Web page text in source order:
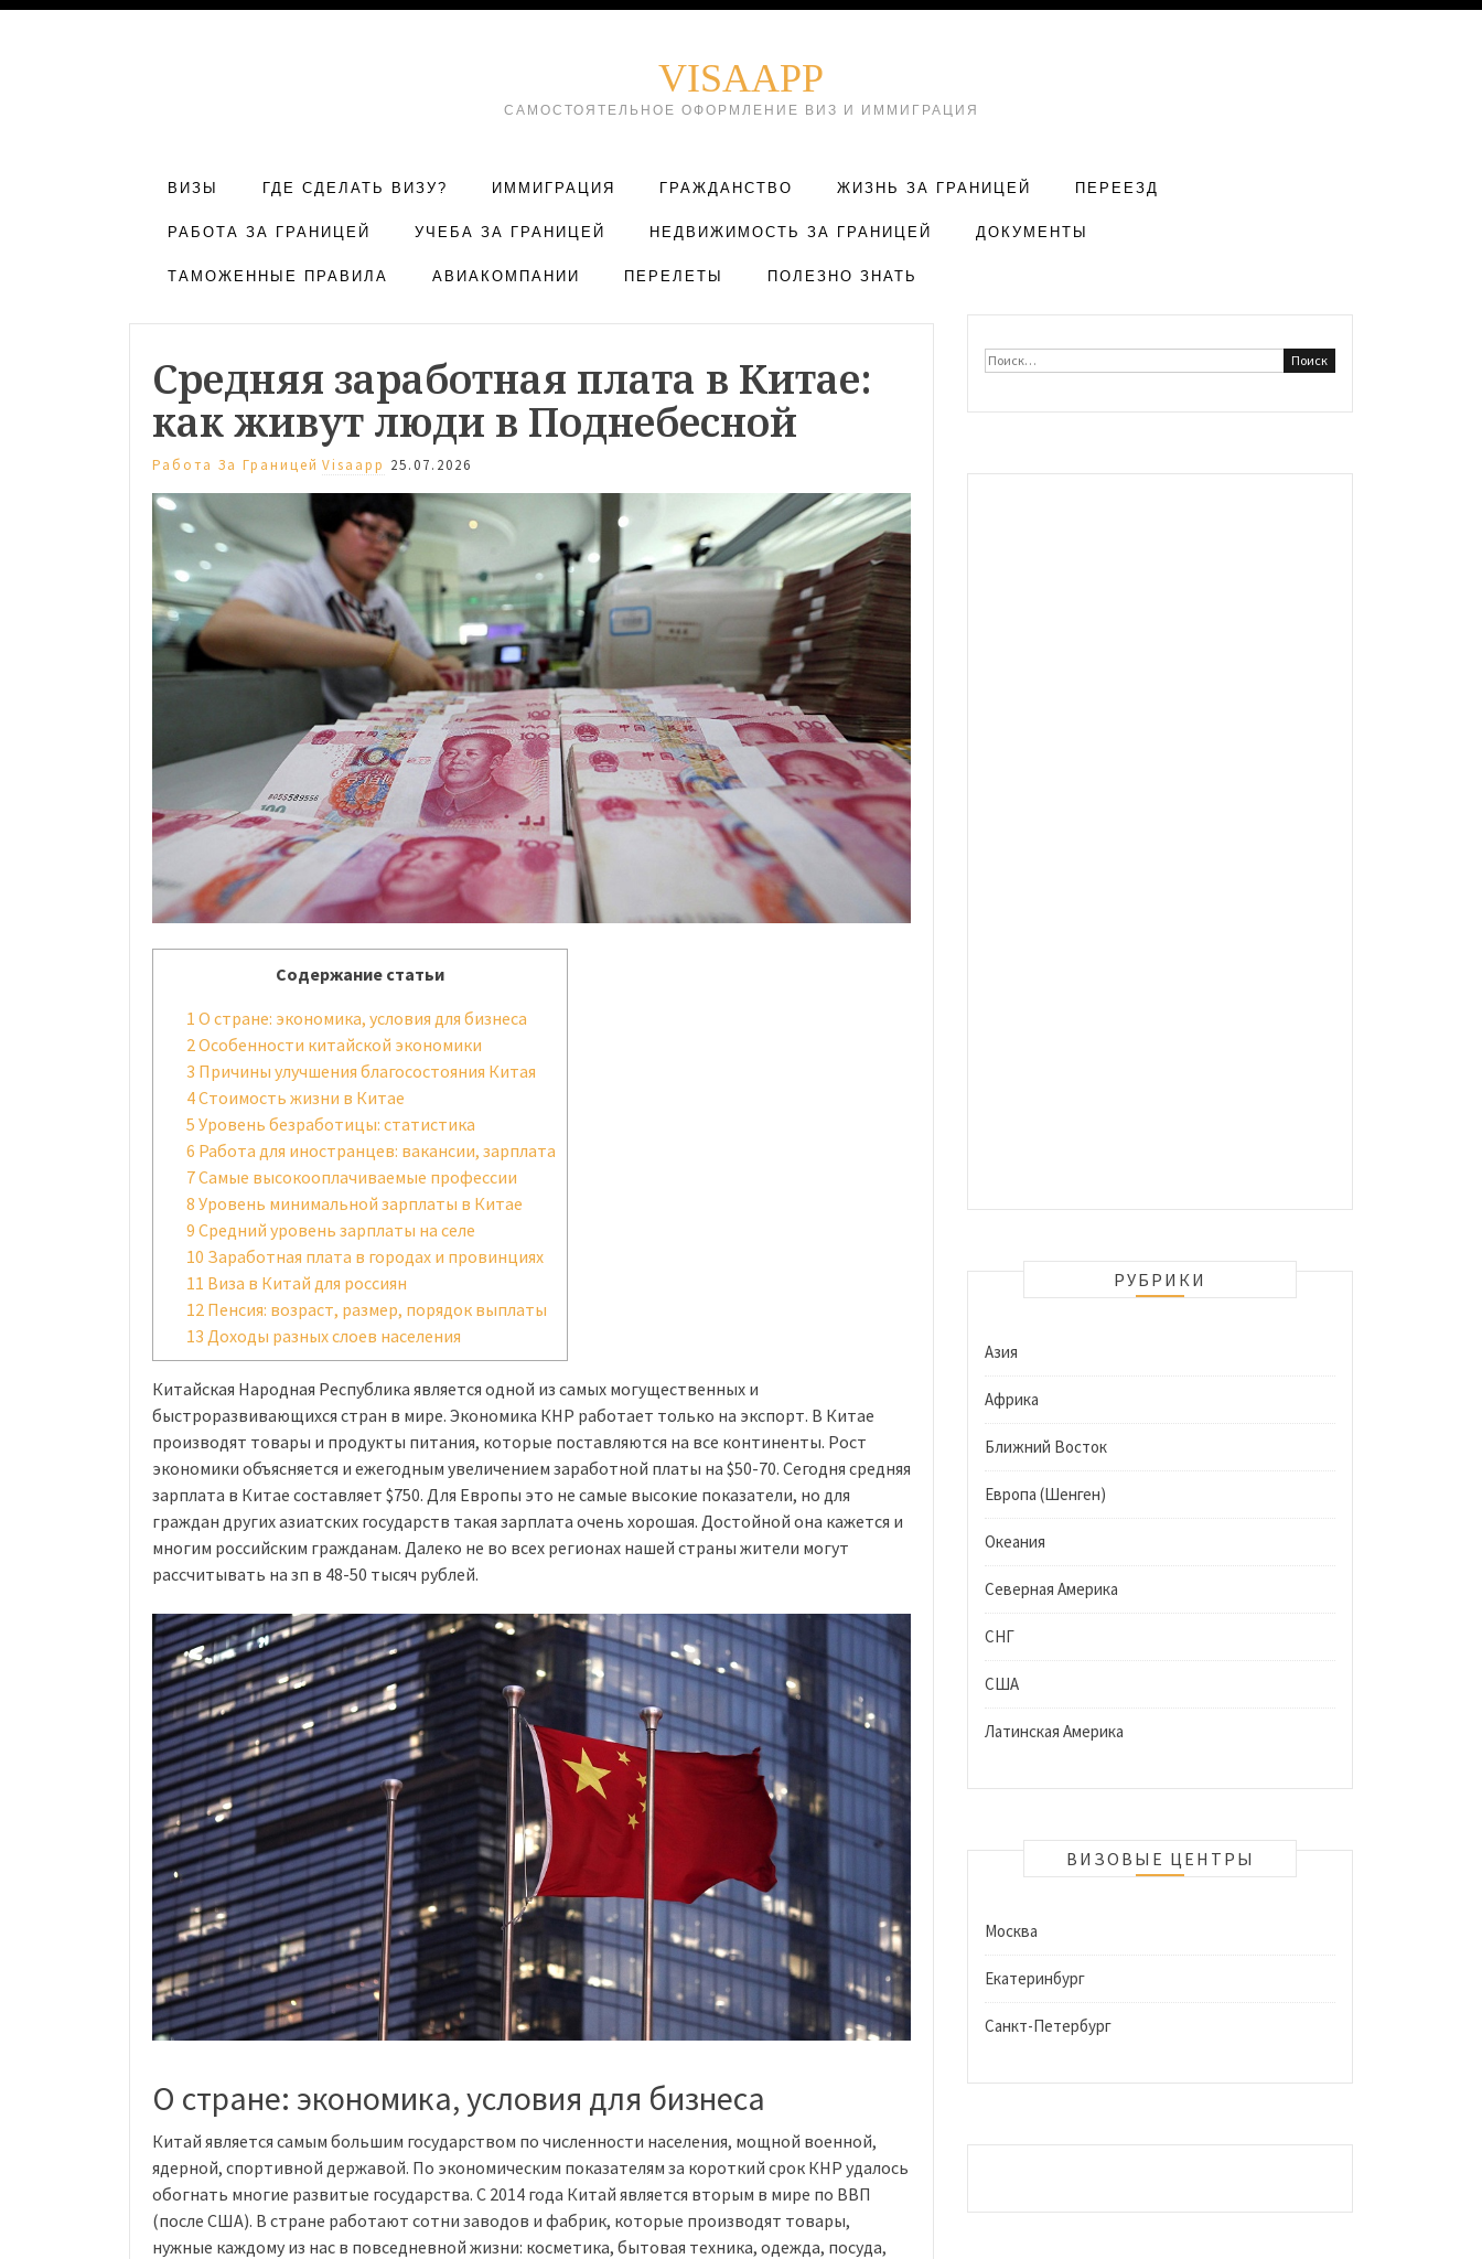
VISAAPP
САМОСТОЯТЕЛЬНОЕ ОФОРМЛЕНИЕ ВИЗ И ИММИГРАЦИЯ
ВИЗЫ ГДЕ СДЕЛАТЬ ВИЗУ? ИММИГРАЦИЯ ГРАЖДАНСТВО ЖИЗНЬ ЗА ГРАНИЦЕЙ ПЕРЕЕЗД
РАБОТА ЗА ГРАНИЦЕЙ УЧЕБА ЗА ГРАНИЦЕЙ НЕДВИЖИМОСТЬ ЗА ГРАНИЦЕЙ ДОКУМЕНТЫ
ТАМОЖЕННЫЕ ПРАВИЛА АВИАКОМПАНИИ ПЕРЕЛЕТЫ ПОЛЕЗНО ЗНАТЬ
Средняя заработная плата в Китае:
как живут люди в Поднебесной
Работа За Границей Visaapp 25.07.2026
Содержание статьи
1 О стране: экономика, условия для бизнеса
2 Особенности китайской экономики
3 Причины улучшения благосостояния Китая
4Стоимость жизни в Китае
5 Уровень безработицы: статистика
6 Работа для иностранцев: вакансии, зарплата
7Самые высокооплачиваемые профессии
8 Уровень минимальной зарплаты в Китае
9 Средний уровень зарплаты на селе
10 Заработная плата в городах и провинциях
11 Виза в Китай для россиян
12 Пенсия: возраст, размер, порядок выплаты
13 Доходы разных слоев населения
Китайская Народная Республика является одной из самых могущественных и
быстроразвивающихся стран в мире. Экономика КНР работает только на экспорт. В Китае
производят товары и продукты питания, которые поставляются на все континенты. Рост
экономики объясняется и ежегодным увеличением заработной платы на $50-70. Сегодня средняя
зарплата в Китае составляет $750. Для Европы это не самые высокие показатели, но для
граждан других азиатских государств такая зарплата очень хорошая. Достойной она кажется и
многим российским гражданам. Далеко не во всех регионах нашей страны жители могут
рассчитывать на зп в 48-50 тысяч рублей.
О стране: экономика, условия для бизнеса
Китай является самым большим государством по численности населения, мощной военной,
ядерной, спортивной державой. По экономическим показателям за короткий срок КНР удалось
обогнать многие развитые государства. С 2014 года Китай является вторым в мире по ВВП
(после США). В стране работают сотни заводов и фабрик, которые производят товары,
нужные каждому из нас в повседневной жизни: косметика, бытовая техника, одежда, посуда,
Найти:
РУБРИКИ
Азия
Африка
Ближний Восток
Европа (Шенген)
Океания
Северная Америка
СНГ
США
Латинская Америка
ВИЗОВЫЕ ЦЕНТРЫ
Москва
Екатеринбург
Санкт-Петербург